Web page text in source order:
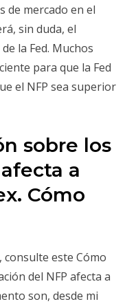
de mercado en el
sin duda, el
la Fed. Muchos
para que la Fed
el NFP sea superior
sobre los
a
Cómo
consulte este Cómo
del NFP afecta a
son, desde mi